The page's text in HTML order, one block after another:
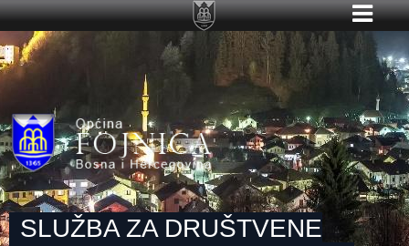
SLUŽBA ZA DRUŠTVENE